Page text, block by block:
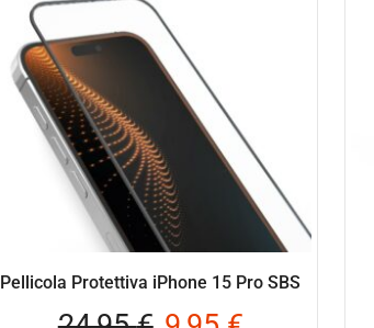
Pellicola Protettiva iPhone 15 Pro SBS